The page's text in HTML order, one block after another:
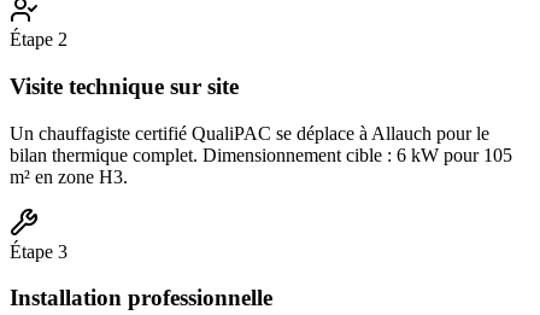
Étape 2
Visite technique sur site
Un chauffagiste certifié QualiPAC se déplace à Allauch pour le
bilan thermique complet. Dimensionnement cible : 6 kW pour 105
m² en zone H3.
Étape 3
Installation professionnelle